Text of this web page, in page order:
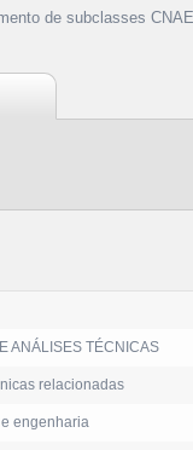
de subclasses
ANÁLISES TÉCNICAS
relacionadas
engenharia